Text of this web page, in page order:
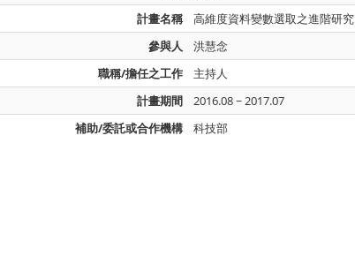
計畫名稱
高維度資料變數選取之進階研究
參與人
洪慧念
職稱/擔任之工作
主持人
計畫期間
2016.08 ~ 2017.07
補助/委託或合作機構
科技部